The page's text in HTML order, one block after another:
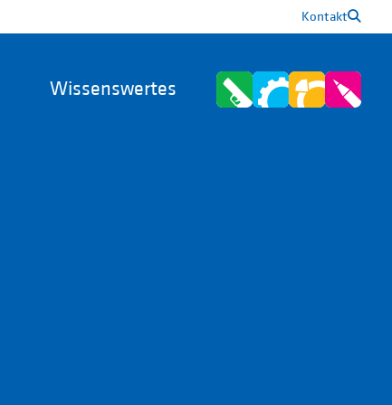
Kontakt
Wissenswertes